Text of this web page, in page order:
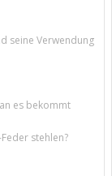
seine Verwendung
es bekommt
stehlen?